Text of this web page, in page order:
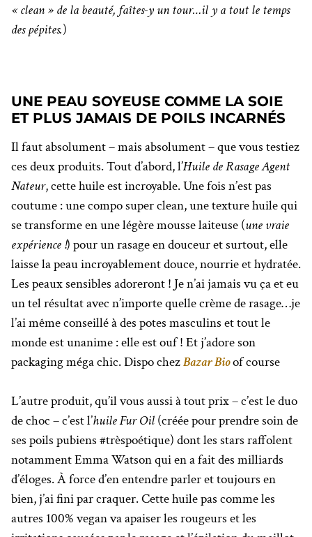
« clean » de la beauté, faîtes-y un tour…il y a tout le temps
des pépites.)
UNE PEAU SOYEUSE COMME LA SOIE
ET PLUS JAMAIS DE POILS INCARNÉS
Il faut absolument – mais absolument – que vous testiez
ces deux produits. Tout d’abord, l’Huile de Rasage Agent
Nateur, cette huile est incroyable. Une fois n’est pas
coutume : une compo super clean, une texture huile qui
se transforme en une légère mousse laiteuse (une vraie
expérience !) pour un rasage en douceur et surtout, elle
laisse la peau incroyablement douce, nourrie et hydratée.
Les peaux sensibles adoreront ! Je n’ai jamais vu ça et eu
un tel résultat avec n’importe quelle crème de rasage…je
l’ai même conseillé à des potes masculins et tout le
monde est unanime : elle est ouf ! Et j’adore son
packaging méga chic. Dispo chezBazar Bioof course
L’autre produit, qu’il vous aussi à tout prix – c’est le duo
de choc – c’est l’huile Fur Oil (créée pour prendre soin de
ses poils pubiens #trèspoétique) dont les stars raffolent
notamment Emma Watson qui en a fait des milliards
d’éloges. À force d’en entendre parler et toujours en
bien, j’ai fini par craquer. Cette huile pas comme les
autres 100% vegan va apaiser les rougeurs et les